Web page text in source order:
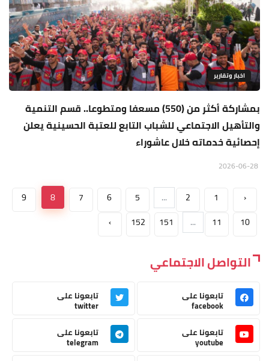
اخبار وتقارير
بمشاركة أكثر من (550) مسعفا ومتطوعا.. قسم التنمية
والتأهيل الاجتماعي للشباب التابع للعتبة الحسينية يعلن
إحصائية خدماته خلال عاشوراء
‹
1
2
...
5
6
7
8
9
10
11
...
151
152
›
التواصل الاجتماعي
تابعونا على
facebook
تابعونا على
twitter
تابعونا على
youtube
تابعونا على
telegram